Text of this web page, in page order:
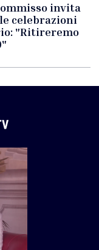
invita
celebrazioni
"Ritireremo